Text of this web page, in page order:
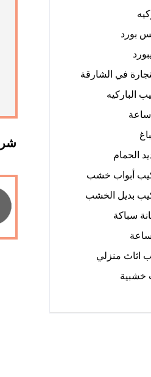
بورد
في الشارقة
الباركيه
الحمام
أبواب خشب
بديل الخشب
سباكة
اثاث منزلي
خشبية